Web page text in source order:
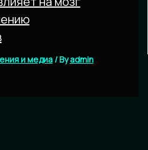
и медиа/ Byadmin